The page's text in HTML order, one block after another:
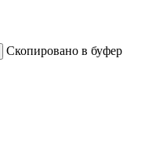
Скопировано в буфер